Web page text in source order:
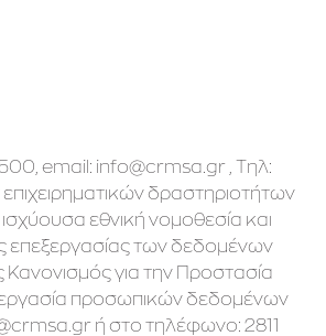
email: info@crmsa.gr , Tηλ:
δραστηριοτήτων
εθνική νομοθεσία και
επεξεργασίας των δεδομένων
για την Προστασία
προσωπικών δεδομένων
ή στο τηλέφωνο: 2811